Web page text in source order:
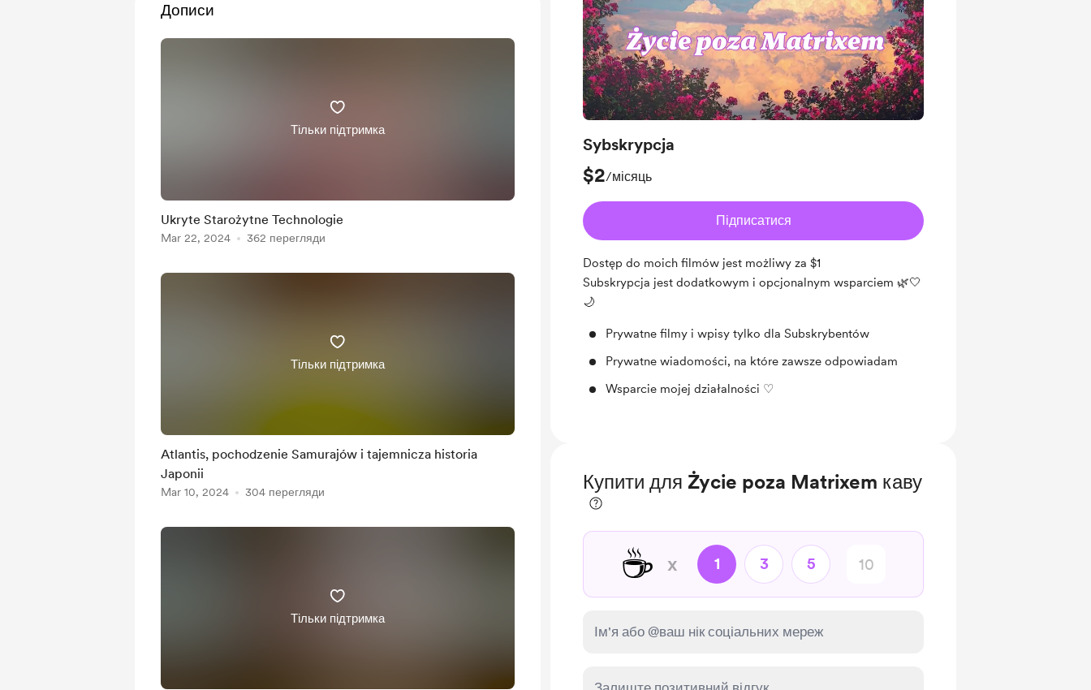
Sybskrypcja
$2/місяць
Підписатися
Dostęp do moich filmów jest możliwy za $1
Subskrypcja jest dodatkowym i opcjonalnym wsparciem 🌿🤍
🌙
Prywatne filmy i wpisy tylko dla Subskrybentów
Prywatne wiadomości, na które zawsze odpowiadam
Wsparcie mojej działalności ♡
Купити для Życie poza Matrixem каву
☕ x 1 3 5
Дописи
Тільки підтримка
Ukryte Starożytne Technologie
Mar 22, 2024 362 перегляди
Тільки підтримка
Atlantis, pochodzenie Samurajów i tajemnicza historia
Japonii
Mar 10, 2024 304 перегляди
Тільки підтримка